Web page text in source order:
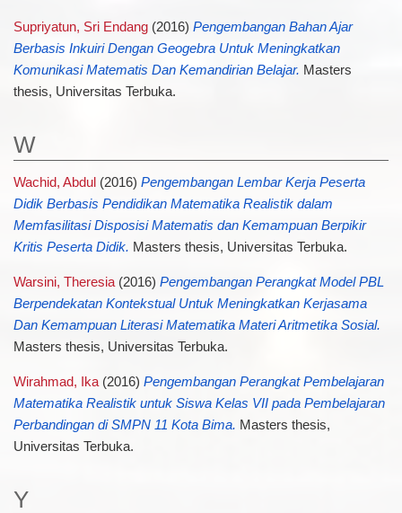
Supriyatun, Sri Endang(2016) Pengembangan Bahan Ajar
Berbasis Inkuiri Dengan Geogebra Untuk Meningkatkan
Komunikasi Matematis Dan Kemandirian Belajar. Masters
thesis, Universitas Terbuka.
W
Wachid, Abdul (2016) Pengembangan Lembar Kerja Peserta
Didik Berbasis Pendidikan Matematika Realistik dalam
Memfasilitasi Disposisi Matematis dan Kemampuan Berpikir
Kritis Peserta Didik. Masters thesis, Universitas Terbuka.
Warsini, Theresia(2016) Pengembangan Perangkat Model PBL
Berpendekatan Kontekstual Untuk Meningkatkan Kerjasama
Dan Kemampuan Literasi Matematika Materi Aritmetika Sosial.
Masters thesis, Universitas Terbuka.
Wirahmad, Ika(2016) Pengembangan Perangkat Pembelajaran
Matematika Realistik untuk Siswa Kelas VII pada Pembelajaran
Perbandingan di SMPN 11 Kota Bima. Masters thesis,
Universitas Terbuka.
Y